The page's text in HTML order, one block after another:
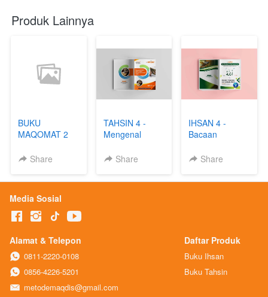
Produk Lainnya
BUKU
MAQOMAT 2
Share
TAHSIN 4 -
Mengenal
Hukum Bacaan
Tajwid
Share
IHSAN 4 -
Bacaan
Lafazh Alloh
Share
Media Sosial
Alamat & Telepon
0811-2220-0108
0856-4226-5201
metodemaqdis@gmail.com
Daftar Produk
Buku Ihsan
Buku Tahsin